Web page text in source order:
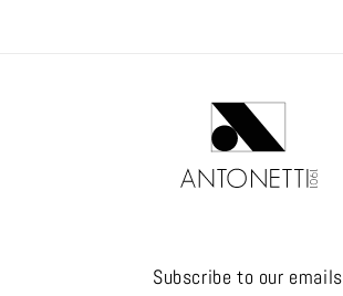
Subscribe to our emails